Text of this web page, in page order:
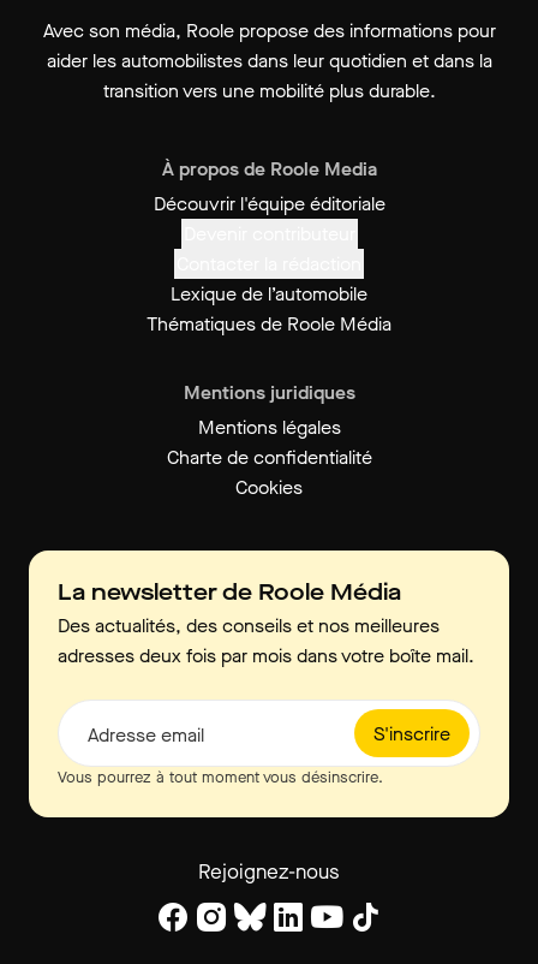
Avec son média, Roole propose des informations pour
aider les automobilistes dans leur quotidien et dans la
transition vers une mobilité plus durable.
À propos de Roole Media
Découvrir l'équipe éditoriale
Lexique de l’automobile
Thématiques de Roole Média
Mentions juridiques
Mentions légales
Charte de confidentialité
Cookies
La newsletter de Roole Média
Des actualités, des conseils et nos meilleures
adresses deux fois par mois dans votre boîte mail.
S'inscrire
Adresse email
Vous pourrez à tout moment vous désinscrire.
Rejoignez-nous